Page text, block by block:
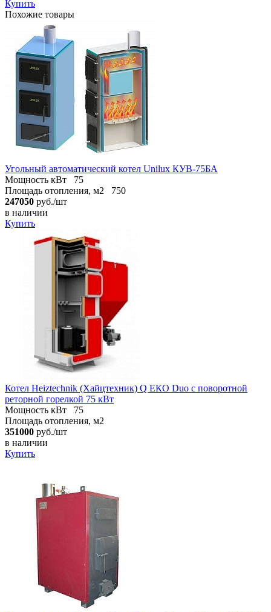
Купить
Похожие товары
Угольный автоматический котел Unilux КУВ-75БА
Мощность кВт
75
Площадь отопления, м2
750
247050 руб./шт
в наличии
Купить
Котел Heiztechnik (Хайцтехник) Q ЕКO Duo с поворотной
реторной горелкой 75 кВт
Мощность кВт
75
Площадь отопления, м2
351000 руб./шт
в наличии
Купить